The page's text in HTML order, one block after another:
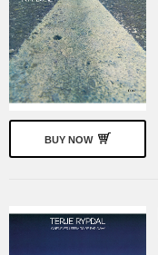
BUY NOW